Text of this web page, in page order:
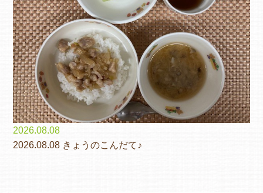
2026.08.08
2026.08.08 きょうのこんだて♪